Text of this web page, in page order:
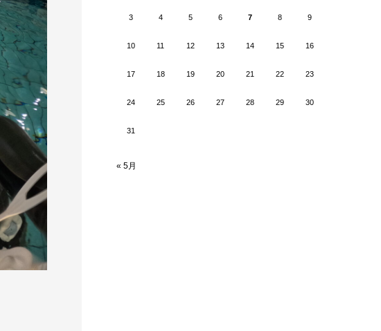
3 4 5 6 7 8 9
10 11 12 13 14 15 16
17 18 19 20 21 22 23
24 25 26 27 28 29 30
31
« 5月